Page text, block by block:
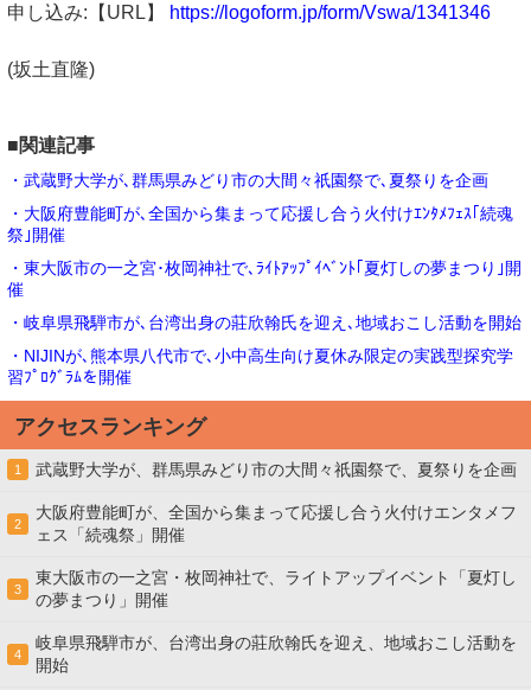
申し込み:【URL】 https://logoform.jp/form/Vswa/1341346
(坂土直隆)
■関連記事
・武蔵野大学が､群馬県みどり市の大間々祇園祭で､夏祭りを企画
・大阪府豊能町が､全国から集まって応援し合う火付けｴﾝﾀﾒﾌｪｽ｢続魂
祭｣開催
・東大阪市の一之宮･枚岡神社で､ﾗｲﾄｱｯﾌﾟｲﾍﾞﾝﾄ｢夏灯しの夢まつり｣開
催
・岐阜県飛騨市が､台湾出身の莊欣翰氏を迎え､地域おこし活動を開始
・NIJINが､熊本県八代市で､小中高生向け夏休み限定の実践型探究学
習ﾌﾟﾛｸﾞﾗﾑを開催
アクセスランキング
1 武蔵野大学が、群馬県みどり市の大間々祇園祭で、夏祭りを企画
2
大阪府豊能町が、全国から集まって応援し合う火付けエンタメフ
ェス「続魂祭」開催
3
東大阪市の一之宮・枚岡神社で、ライトアップイベント「夏灯し
の夢まつり」開催
4
岐阜県飛騨市が、台湾出身の莊欣翰氏を迎え、地域おこし活動を
開始